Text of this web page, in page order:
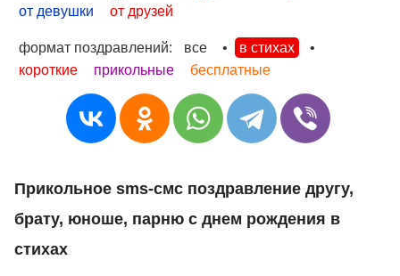
от девушки
от друзей
формат поздравлений: все • в стихах
•
короткие
прикольные бесплатные
Прикольное sms-смс поздравление другу,
брату, юноше, парню с днем рождения в
стихах